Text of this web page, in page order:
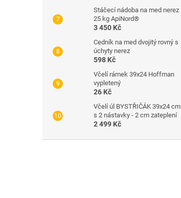
Stáčecí nádoba na med nerez
25 kg ApiNord®
3 450 Kč
Cedník na med dvojitý rovný s
úchyty nerez
598 Kč
Včelí rámek 39x24 Hoffman
vypletený
26 Kč
Včelí úl BYSTŘIČÁK 39x24 cm
s 2 nástavky - 2 cm zateplení
2 499 Kč